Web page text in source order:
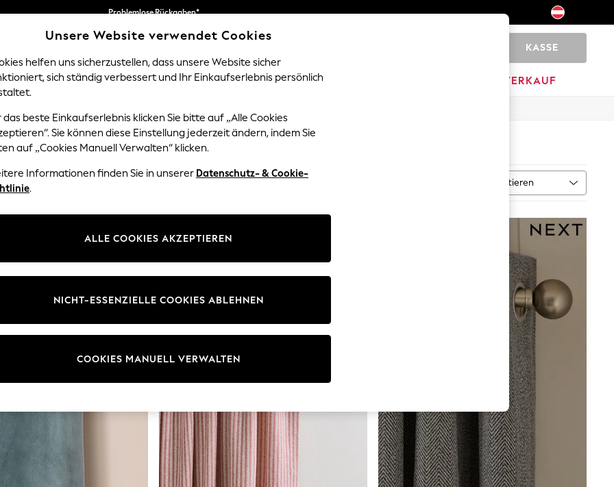
Wir akzeptieren
Erhalten Sie 10 € Rabatt auf Ihre erste App-Bestellung*
KASSE
BABY DAMEN HERREN HOME AUSVERKAUF
& GEMUSTERTE VORHÄNGE
Sortieren
Unsere Website verwendet Cookies
helfen uns sicherzustellen, dass unsere Website sicher
sich ständig verbessert und Ihr Einkaufserlebnis persönlich
das beste Einkaufserlebnis klicken Sie bitte auf „Alle Cookies
Sie können diese Einstellung jederzeit ändern, indem Sie
auf „Cookies Manuell Verwalten“ klicken.
Informationen finden Sie in unserer Datenschutz- & Cookie-
.
ALLE COOKIES AKZEPTIEREN
COOKIES MANUELL VERWALTEN
NICHT-ESSENZIELLE COOKIES ABLEHNEN